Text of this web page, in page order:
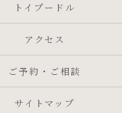
トイプードル
アクセス
ご予約・ご相談
サイトマップ